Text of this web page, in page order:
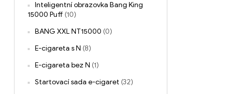
Inteligentní obrazovka Bang King
15000 Puff (10)
BANG XXL NT15000 (0)
E-cigareta s N (8)
E-cigareta bez N (1)
Startovací sada e-cigaret (32)